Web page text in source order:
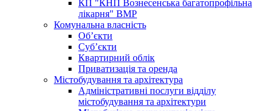
КП "КНП Вознесенська багатопрофільна
лікарня" ВМР
Комунальна власність
Об’єкти
Суб’єкти
Квартирний облік
Приватизація та оренда
Містобудування та архітектура
Адміністративні послуги відділу
містобудування та архітектури